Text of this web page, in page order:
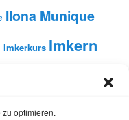
optimieren.
Ilona Munique
Imkerkurs Imkern